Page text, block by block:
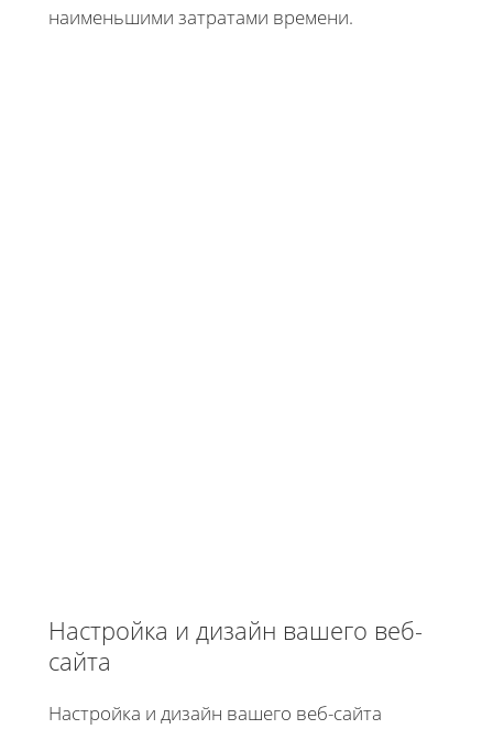
наименьшими затратами времени.
Настройка и дизайн вашего веб-
сайта
Настройка и дизайн вашего веб-сайта